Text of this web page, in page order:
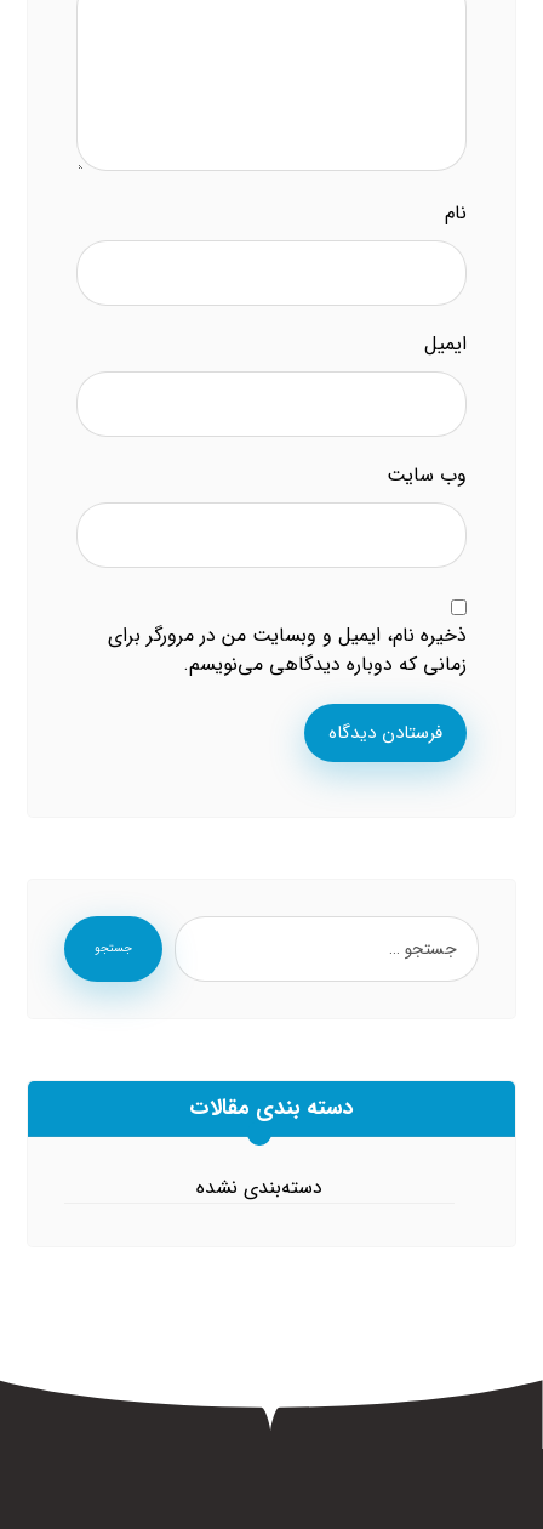
نام
ایمیل
وب‌ سایت
ذخیره نام، ایمیل و وبسایت من در مرورگر برای
زمانی که دوباره دیدگاهی می‌نویسم.
فرستادن دیدگاه
جستجو
دسته بندی مقالات
دسته‌بندی نشده